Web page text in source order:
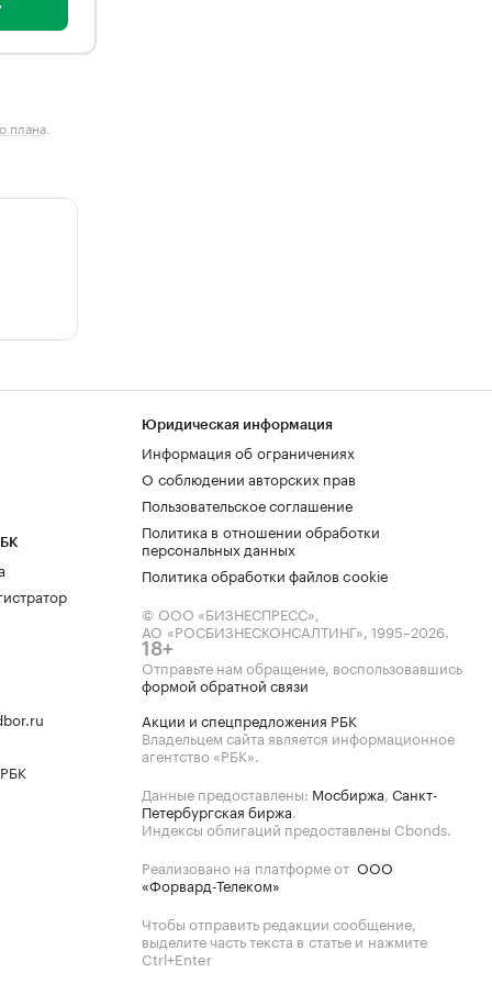
плана.
Юридическая информация
Информация об ограничениях
О соблюдении авторских прав
Пользовательское соглашение
Политика в отношении обработки
персональных данных
Политика обработки файлов cookie
© ООО «БИЗНЕСПРЕСС»,
АО «РОСБИЗНЕСКОНСАЛТИНГ», 1995–2026.
18+
Отправьте нам обращение, воспользовавшись
формой обратной связи
Акции и спецпредложения РБК
Владельцем сайта является информационное
агентство «РБК».
Данные предоставлены: Мосбиржа, Санкт-
Петербургская биржа.
Индексы облигаций предоставлены Cbonds.
Реализовано на платформе от ООО
«Форвард-Телеком»
Чтобы отправить редакции сообщение,
выделите часть текста в статье и нажмите
Ctrl+Enter